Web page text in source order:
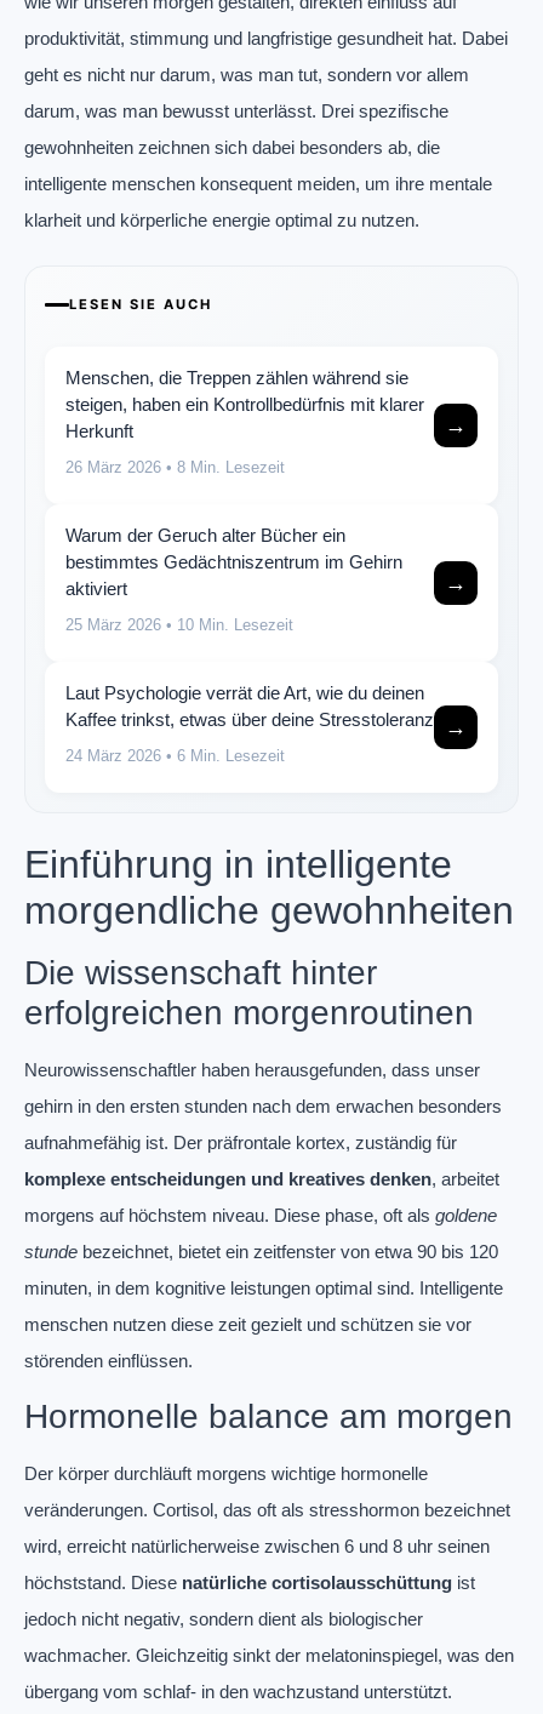
produktivität, stimmung und langfristige gesundheit hat. Dabei
geht es nicht nur darum, was man tut, sondern vor allem
darum, was man bewusst unterlässt. Drei spezifische
gewohnheiten zeichnen sich dabei besonders ab, die
intelligente menschen konsequent meiden, um ihre mentale
klarheit und körperliche energie optimal zu nutzen.
LESEN SIE AUCH
Menschen, die Treppen zählen während sie
steigen, haben ein Kontrollbedürfnis mit klarer
Herkunft
26 März 2026 • 8 Min. Lesezeit
→
Warum der Geruch alter Bücher ein
bestimmtes Gedächtniszentrum im Gehirn
aktiviert
25 März 2026 • 10 Min. Lesezeit
→
Laut Psychologie verrät die Art, wie du deinen
Kaffee trinkst, etwas über deine Stresstoleranz
24 März 2026 • 6 Min. Lesezeit
→
Einführung in intelligente
morgendliche gewohnheiten
Die wissenschaft hinter
erfolgreichen morgenroutinen
Neurowissenschaftler haben herausgefunden, dass unser
gehirn in den ersten stunden nach dem erwachen besonders
aufnahmefähig ist. Der präfrontale kortex, zuständig für
komplexe entscheidungen und kreatives denken, arbeitet
morgens auf höchstem niveau. Diese phase, oft als goldene
stunde bezeichnet, bietet ein zeitfenster von etwa 90 bis 120
minuten, in dem kognitive leistungen optimal sind. Intelligente
menschen nutzen diese zeit gezielt und schützen sie vor
störenden einflüssen.
Hormonelle balance am morgen
Der körper durchläuft morgens wichtige hormonelle
veränderungen. Cortisol, das oft als stresshormon bezeichnet
wird, erreicht natürlicherweise zwischen 6 und 8 uhr seinen
höchststand. Diese natürliche cortisolausschüttung ist
jedoch nicht negativ, sondern dient als biologischer
wachmacher. Gleichzeitig sinkt der melatoninspiegel, was den
übergang vom schlaf- in den wachzustand unterstützt.